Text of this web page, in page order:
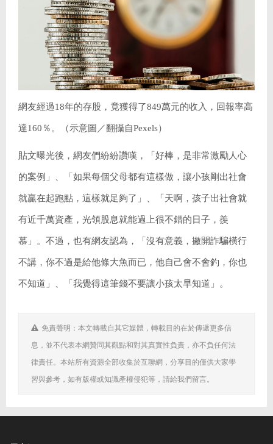
網友經過18年的存股，竟獲得了849萬元的收入，回報率高
達160％。（示意圖／翻攝自Pexels）
貼文曝光後，網友們紛紛讚嘆，「好棒，是非常激勵人心
的案例」、「如果每個父母都有這樣做，讓小孩剛出社會
就贏在起跑點，這樣就足夠了」、「天啊，孩子出社會就
有近千萬資產，光領股息就能過上很不錯的日子，羨
慕」。不過，也有網友認為，「沒有意義，撇開詐騙橫行
不講，你不過是給他條大魚而已，他自己會不會釣，你也
不知道」、「我覺得這筆錢不要讓小孩太早知道」。
免責聲明：本文轉載自其它媒體，轉載目的在於傳遞更多信
息，並不代表本網贊同其觀點和對其真實性負責，亦不負任何法
律責任。本站所有資源全部收集於互聯網，分享目的僅供大家學
習與參考，如有版權或知識產權侵犯等，請給我們留言。